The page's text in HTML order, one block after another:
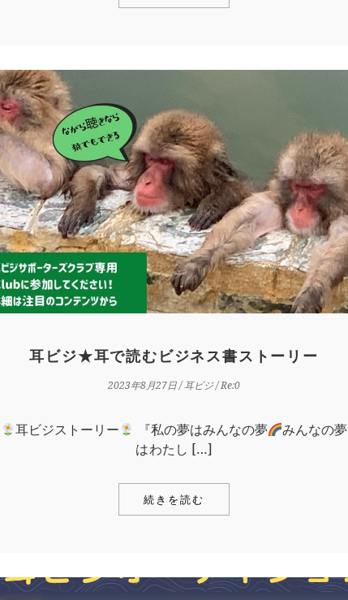
耳ビジ★耳で読むビジネス書ストーリー
2023年8月27日/耳ビジ/ Re:0
耳ビジストーリー 『私の夢はみんなの夢
みんなの夢
はわたし […]
続きを読む